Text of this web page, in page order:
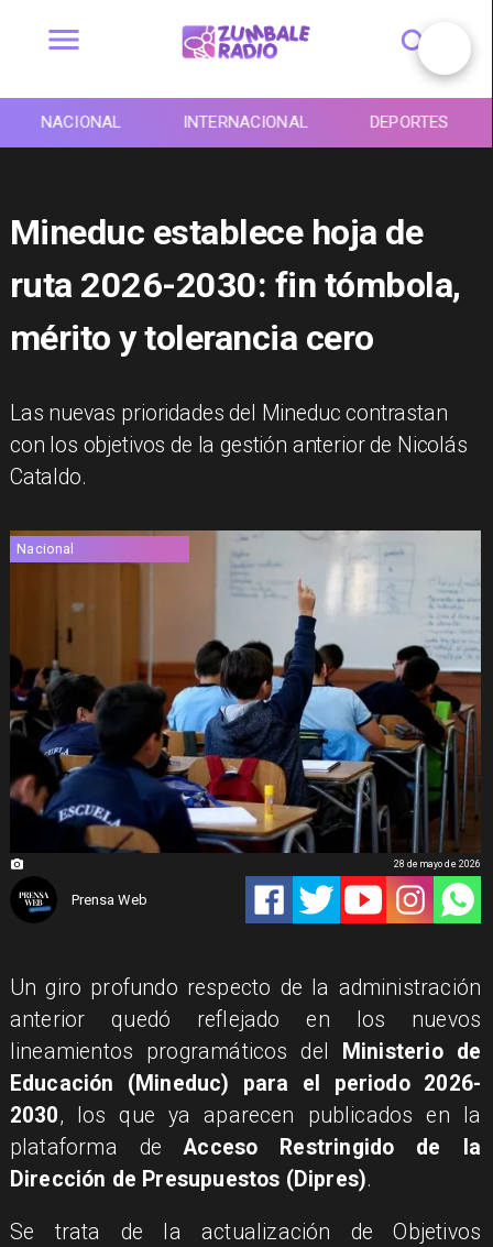
NACIONAL INTERNACIONAL DEPORTES
Mineduc establece hoja de
ruta 2026-2030: fin tómbola,
mérito y tolerancia cero
Las nuevas prioridades del Mineduc contrastan
con los objetivos de la gestión anterior de Nicolás
Cataldo.
Nacional
Prensa Web
28 de mayo de 2026
Un giro profundo respecto de la administración
anterior quedó reflejado en los nuevos
lineamientos programáticos del
Ministerio de
Educación (Mineduc) para el periodo 2026-
2030, los que ya aparecen publicados en la
plataforma deAcceso Restringido de la
Dirección de Presupuestos (Dipres).
Se trata de la actualización de Objetivos